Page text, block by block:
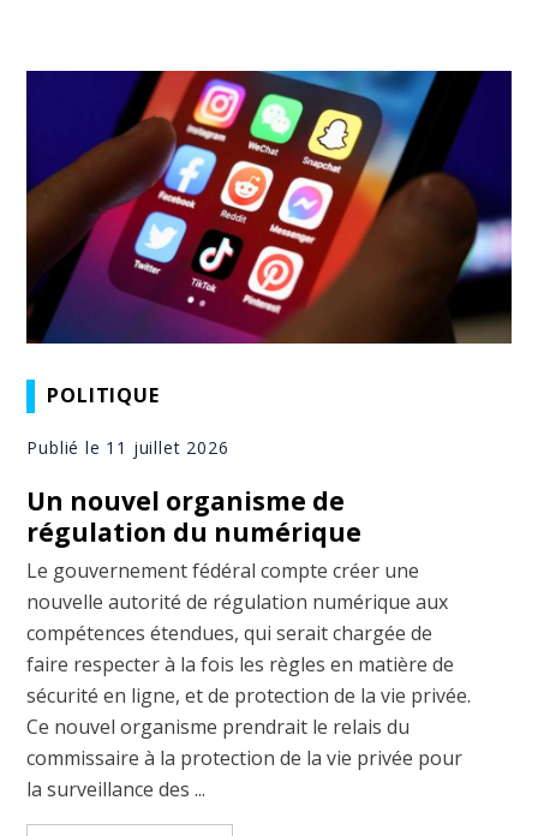
POLITIQUE
Publié le 11 juillet 2026
Un nouvel organisme de
régulation du numérique
Le gouvernement fédéral compte créer une
nouvelle autorité de régulation numérique aux
compétences étendues, qui serait chargée de
faire respecter à la fois les règles en matière de
sécurité en ligne, et de protection de la vie privée.
Ce nouvel organisme prendrait le relais du
commissaire à la protection de la vie privée pour
la surveillance des ...